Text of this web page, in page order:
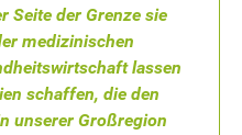
Seite der Grenze sie
medizinischen
lassen
schaffen, die den
unserer Großregion